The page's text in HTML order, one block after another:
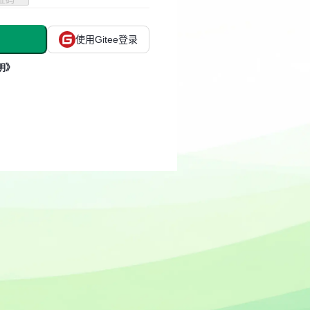
使用Gitee登录
》